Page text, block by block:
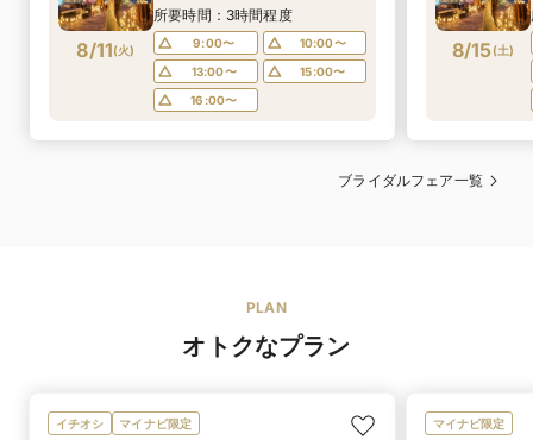
8/11(火)
★豪華コース試食＆新作ドレス
見学♪
所要時間：3時間程度
9:00〜
10:00〜
13:00〜
15:00〜
16:00〜
8/15(土)
ブライダルフェア一覧
PLAN
オトクなプラン
イチオシ マイナビ限定 マイナビ限定